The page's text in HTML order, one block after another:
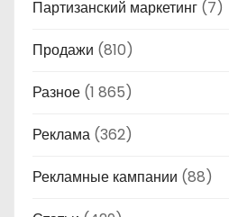
Партизанский маркетинг (7)
Продажи (810)
Разное (1 865)
Реклама (362)
Рекламные кампании (88)